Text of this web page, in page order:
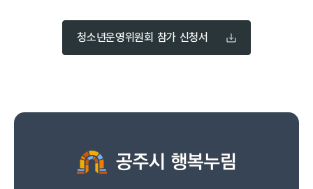
청소년운영위원회 참가 신청서